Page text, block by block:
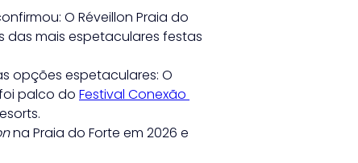
O Réveillon Praia do
das mais espetaculares festas
opções espetaculares: O
palco do Festival Conexão
na Praia do Forte em 2026 e